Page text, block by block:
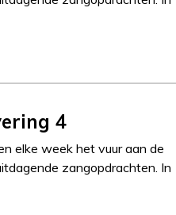
4
elke week het vuur aan de
zangopdrachten. In